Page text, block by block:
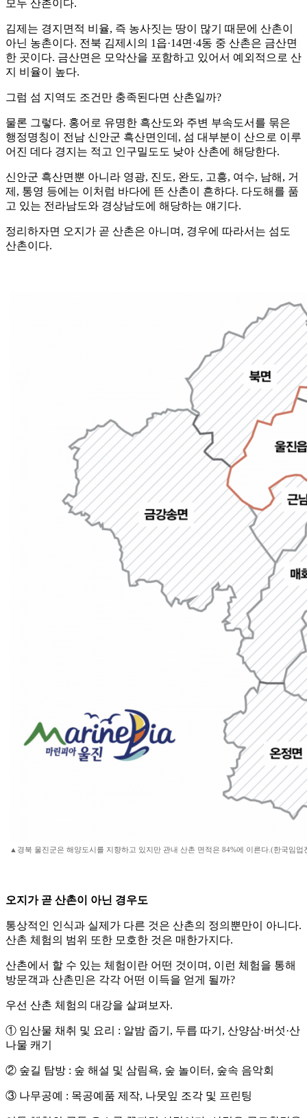
모두 산촌이다.
김제는 경지면적 비율, 즉 농사짓는 땅이 많기 때문에 산촌이
아닌 농촌이다. 전북 김제시의 1읍·14면·4동 중 산촌은 금산면
한 곳이다. 금산면은 모악산을 포함하고 있어서 예외적으로 산
지 비율이 높다.
그럼 섬 지역도 조건만 충족된다면 산촌일까?
물론 그렇다. 홍어로 유명한 흑산도와 주변 부속도서를 묶은
행정명칭이 전남 신안군 흑산면인데, 섬 대부분이 산으로 이루
어진 데다 경지는 적고 인구밀도도 낮아 산촌에 해당한다.
신안군 흑산면뿐 아니라 영광, 진도, 완도, 고흥, 여수, 남해, 거
제, 통영 등에는 이처럼 바다에 뜬 산촌이 흔하다. 다도해를 품
고 있는 전라남도와 경상남도에 해당하는 얘기다.
정리하자면 오지가 곧 산촌은 아니며, 경우에 따라서는 섬도
산촌이다.
▲경북 울진군은 해양도시를 지향하고 있지만 관내 산촌 면적은 84%에 이른다.(한국임업
오지가 곧 산촌이 아닌 경우도
통상적인 인식과 실제가 다른 것은 산촌의 정의뿐만이 아니다.
산촌 체험의 범위 또한 모호한 것은 매한가지다.
산촌에서 할 수 있는 체험이란 어떤 것이며, 이런 체험을 통해
방문객과 산촌민은 각각 어떤 이득을 얻게 될까?
우선 산촌 체험의 대강을 살펴보자.
① 임산물 채취 및 요리 : 알밤 줍기, 두릅 따기, 산양삼·버섯·산
나물 캐기
② 숲길 탐방 : 숲 해설 및 삼림욕, 숲 놀이터, 숲속 음악회
③ 나무공예 : 목공예품 제작, 나뭇잎 조각 및 프린팅